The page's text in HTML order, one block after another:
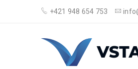
+421 948 654 753